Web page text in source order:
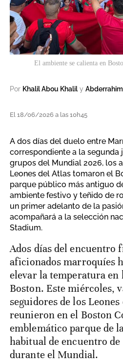
El ambiente se calienta en
Por Khalil Abou Khalil y
El 18/06/2026 a las 10h45
A dos días del duelo entre
correspondiente a la segunda
grupos del Mundial 2026, los
Leones del Atlas tomaron el
parque público más antiguo
ambiente festivo y teñido de
un primer adelanto de la
acompañará a la selección
Stadium.
A dos días del encuentro frente a Escocia, los
aficionados marroquíes
elevar la temperatura en
Boston. Este miércoles,
seguidores de los
reunieron en el Boston
emblemático parque de
habitual de encuentro
durante el Mundial.